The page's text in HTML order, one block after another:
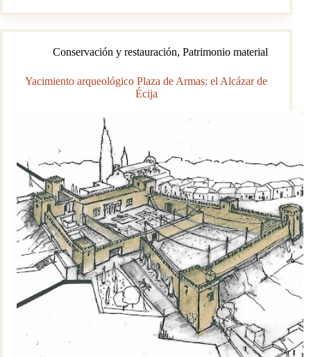
patrimonio
monumental
durante
confinamiento
Conservación y restauración, Patrimonio material
Yacimiento arqueológico Plaza de Armas: el Alcázar de
Écija